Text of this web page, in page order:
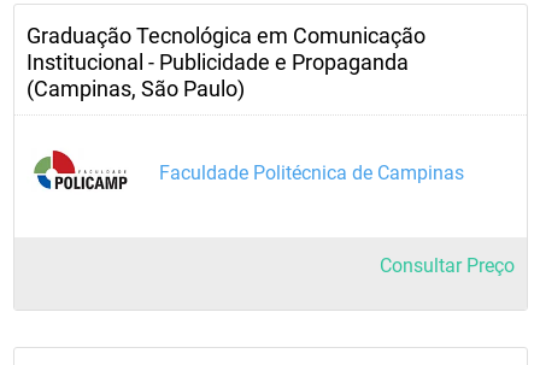
Graduação Tecnológica em Comunicação
Institucional - Publicidade e Propaganda
(Campinas, São Paulo)
Faculdade Politécnica de Campinas
Consultar Preço